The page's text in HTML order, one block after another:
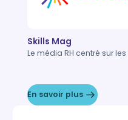
Skills Mag
Le média RH centré sur
En savoir plus